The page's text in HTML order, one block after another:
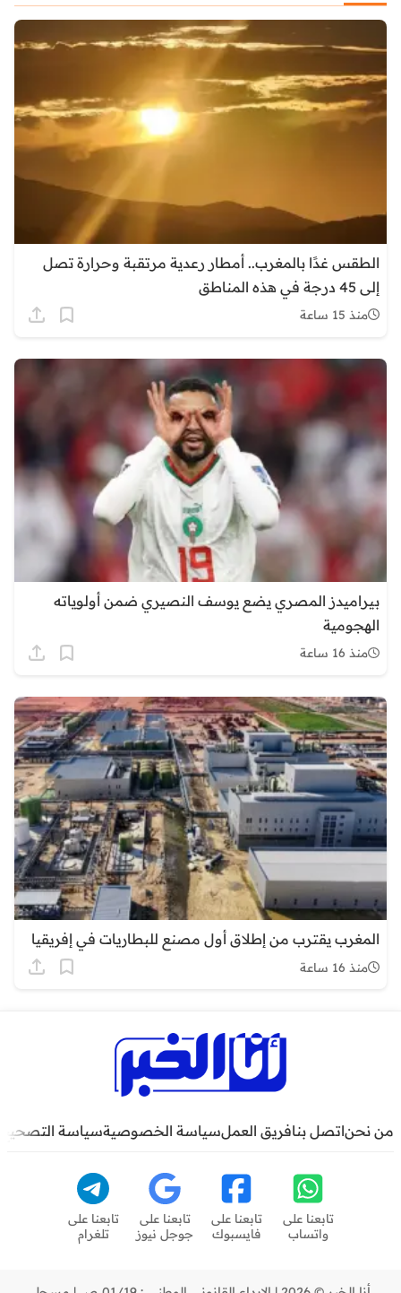
الطقس غدًا بالمغرب.. أمطار رعدية مرتقبة وحرارة تصل
إلى 45 درجة في هذه المناطق
منذ 15 ساعة
بيراميدز المصري يضع يوسف النصيري ضمن أولوياته
الهجومية
منذ 16 ساعة
المغرب يقترب من إطلاق أول مصنع للبطاريات في إفريقيا
منذ 16 ساعة
من نحناتصل بنافريق العملسياسة الخصوصيةسياسة التصحيح
تابعنا على
واتساب
تابعنا على
فايسبوك
تابعنا على
جوجل نيوز
تابعنا على
تلغرام